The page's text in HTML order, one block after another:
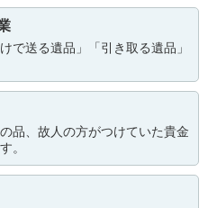
で送る遺品」「引き取る遺品」
品、故人の方がつけていた貴金
。